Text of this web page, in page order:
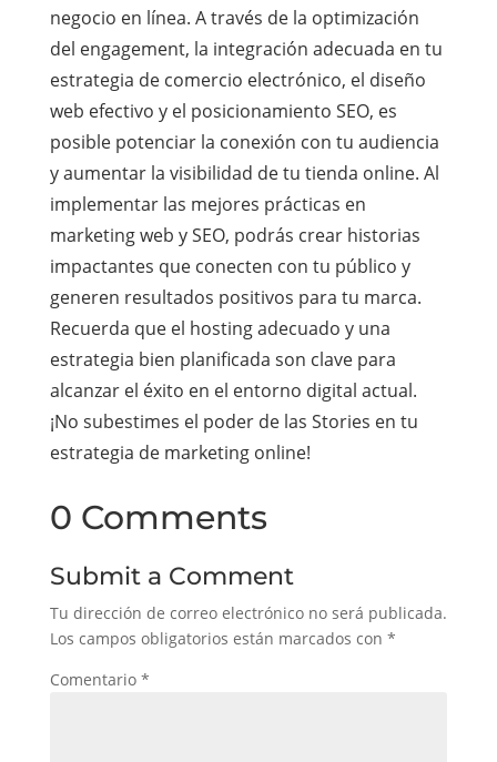
negocio en línea. A través de la optimización
del engagement, la integración adecuada en tu
estrategia de comercio electrónico, el diseño
web efectivo y el posicionamiento SEO, es
posible potenciar la conexión con tu audiencia
y aumentar la visibilidad de tu tienda online. Al
implementar las mejores prácticas en
marketing web y SEO, podrás crear historias
impactantes que conecten con tu público y
generen resultados positivos para tu marca.
Recuerda que el hosting adecuado y una
estrategia bien planificada son clave para
alcanzar el éxito en el entorno digital actual.
¡No subestimes el poder de las Stories en tu
estrategia de marketing online!
0 Comments
Submit a Comment
Tu dirección de correo electrónico no será publicada.
Los campos obligatorios están marcados con *
Comentario *